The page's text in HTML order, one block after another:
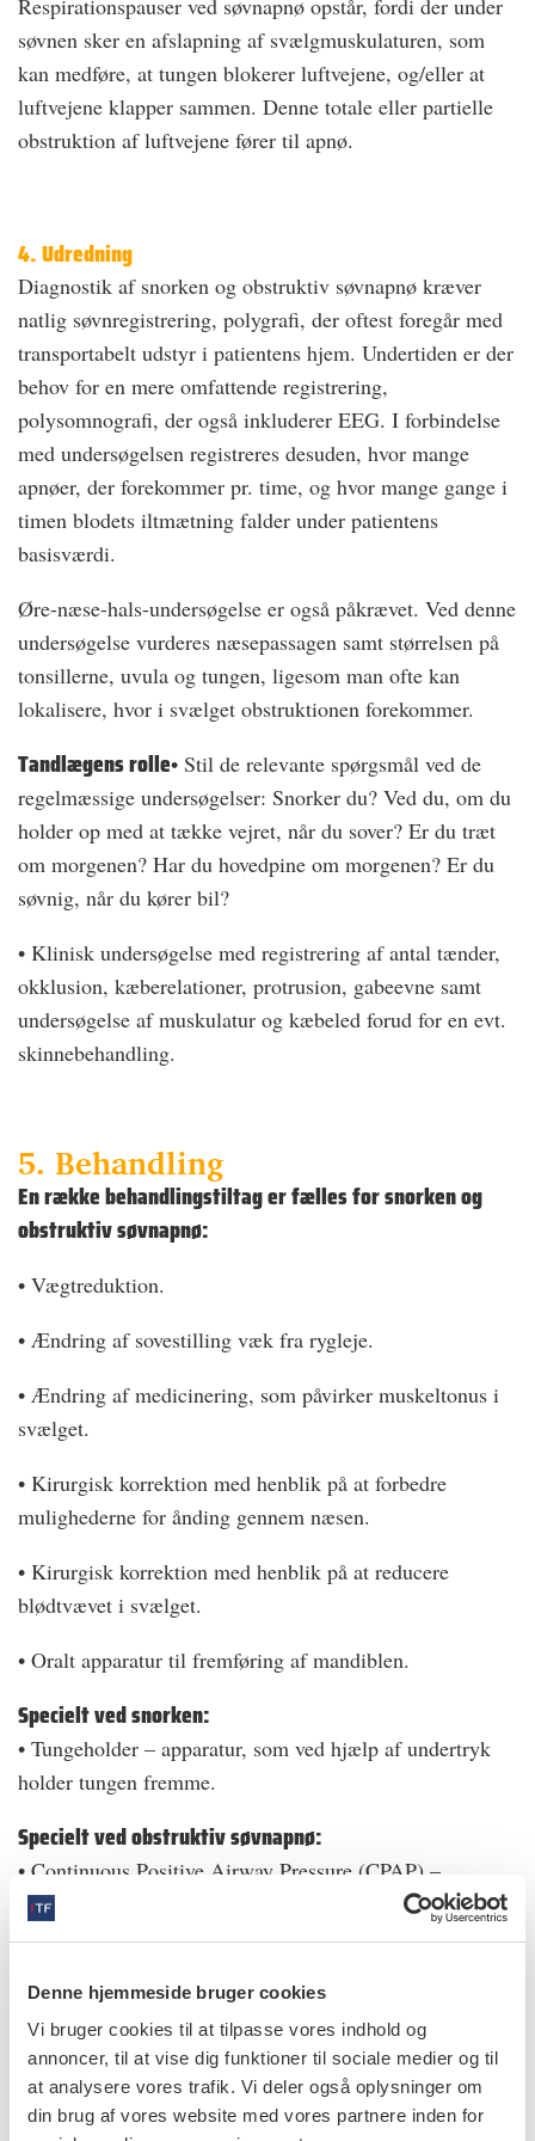
Denne hjemmeside bruger cookies
Vi bruger cookies til at tilpasse vores indhold og
annoncer, til at vise dig funktioner til sociale medier og til
at analysere vores trafik. Vi deler også oplysninger om
din brug af vores website med vores partnere inden for
Respirationspauser ved søvnapnø opstår, fordi der under
søvnen sker en afslapning af svælgmuskulaturen, som
kan medføre, at tungen blokerer luftvejene, og/eller at
luftvejene klapper sammen. Denne totale eller partielle
obstruktion af luftvejene fører til apnø.
4. Udredning
Diagnostik af snorken og obstruktiv søvnapnø kræver
natlig søvnregistrering, polygrafi, der oftest foregår med
transportabelt udstyr i patientens hjem. Undertiden er der
behov for en mere omfattende registrering,
polysomnografi, der også inkluderer EEG. I forbindelse
med undersøgelsen registreres desuden, hvor mange
apnøer, der forekommer pr. time, og hvor mange gange i
timen blodets iltmætning falder under patientens
basisværdi.
Øre-næse-hals-undersøgelse er også påkrævet. Ved denne
undersøgelse vurderes næsepassagen samt størrelsen på
tonsillerne, uvula og tungen, ligesom man ofte kan
lokalisere, hvor i svælget obstruktionen forekommer.
Tandlægens rolle• Stil de relevante spørgsmål ved de
regelmæssige undersøgelser: Snorker du? Ved du, om du
holder op med at tække vejret, når du sover? Er du træt
om morgenen? Har du hovedpine om morgenen? Er du
søvnig, når du kører bil?
• Klinisk undersøgelse med registrering af antal tænder,
okklusion, kæberelationer, protrusion, gabeevne samt
undersøgelse af muskulatur og kæbeled forud for en evt.
skinnebehandling.
5. Behandling
En række behandlingstiltag er fælles for snorken og
obstruktiv søvnapnø:
• Vægtreduktion.
• Ændring af sovestilling væk fra rygleje.
• Ændring af medicinering, som påvirker muskeltonus i
svælget.
• Kirurgisk korrektion med henblik på at forbedre
mulighederne for ånding gennem næsen.
• Kirurgisk korrektion med henblik på at reducere
blødtvævet i svælget.
• Oralt apparatur til fremføring af mandiblen.
Specielt ved snorken:
• Tungeholder – apparatur, som ved hjælp af undertryk
holder tungen fremme.
Specielt ved obstruktiv søvnapnø:
• Continuous Positive Airway Pressure (CPAP) –
åndingsmaske
Alle behandlinger må anses som livsvarige, medmindre
det lykkes at normalisere forholdene gennem